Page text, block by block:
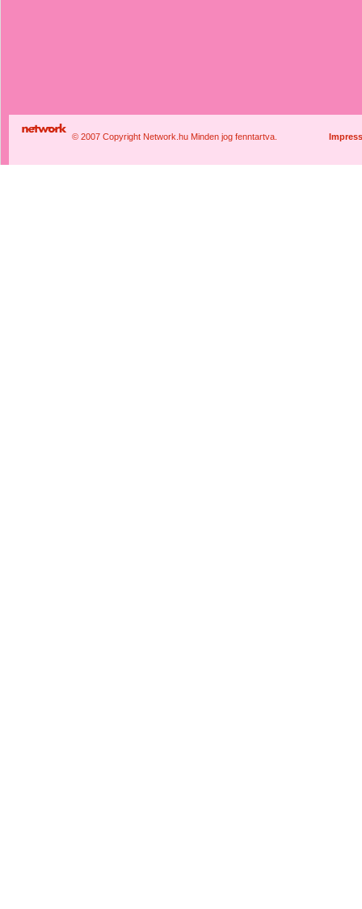
© 2007 Copyright Network.hu Minden jog fenntartva.